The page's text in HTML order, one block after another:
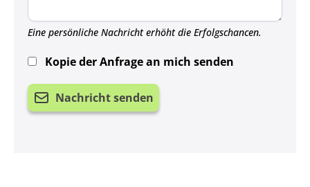
Eine persönliche Nachricht erhöht die Erfolgschancen.
Kopie der Anfrage an mich senden
Nachricht senden